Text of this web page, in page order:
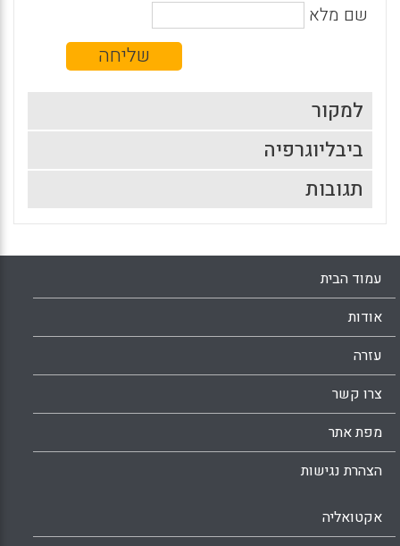
שם מלא
למקור
ביבליוגרפיה
תגובות
עמוד הבית
אודות
עזרה
צרו קשר
מפת אתר
הצהרת נגישות
אקטואליה